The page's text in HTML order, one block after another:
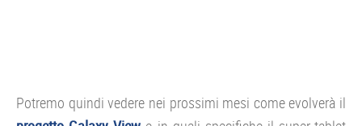
Potremo quindi vedere nei prossimi mesi come evolverà il